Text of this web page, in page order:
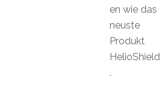
en wie das
neuste
Produkt
HelioShield
.